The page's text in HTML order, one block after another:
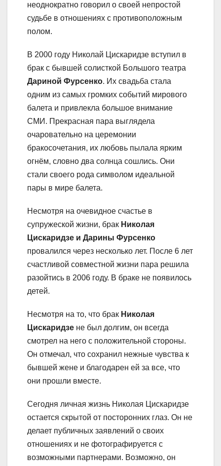
неоднократно говорил о своей непростой
судьбе в отношениях с противоположным
полом.
В 2000 году Николай Цискаридзе вступил в
брак с бывшей солисткой Большого театра
Дариной Фурсенко. Их свадьба стала
одним из самых громких событий мирового
балета и привлекла большое внимание
СМИ. Прекрасная пара выглядела
очаровательно на церемонии
бракосочетания, их любовь пылала ярким
огнём, словно два солнца сошлись. Они
стали своего рода символом идеальной
пары в мире балета.
Несмотря на очевидное счастье в
супружеской жизни, брак Николая
Цискаридзе и Дарины Фурсенко
провалился через несколько лет. После 6 лет
счастливой совместной жизни пара решила
разойтись в 2006 году. В браке не появилось
детей.
Несмотря на то, что брак Николая
Цискаридзе не был долгим, он всегда
смотрел на него с положительной стороны.
Он отмечал, что сохранил нежные чувства к
бывшей жене и благодарен ей за все, что
они прошли вместе.
Сегодня личная жизнь Николая Цискаридзе
остается скрытой от посторонних глаз. Он не
делает публичных заявлений о своих
отношениях и не фотографируется с
возможными партнерами. Возможно, он